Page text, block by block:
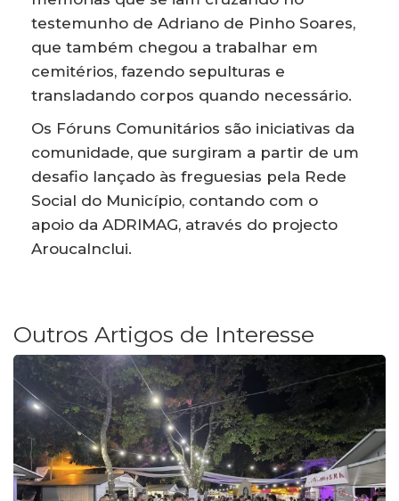
testemunho de Adriano de Pinho Soares,
que também chegou a trabalhar em
cemitérios, fazendo sepulturas e
transladando corpos quando necessário.
Os Fóruns Comunitários são iniciativas da
comunidade, que surgiram a partir de um
desafio lançado às freguesias pela Rede
Social do Município, contando com o
apoio da ADRIMAG, através do projecto
AroucaInclui.
Outros Artigos de Interesse